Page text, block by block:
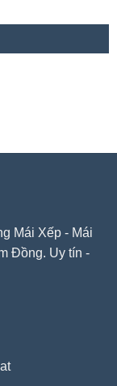
Mái Xếp - Mái
Đồng. Uy tín -